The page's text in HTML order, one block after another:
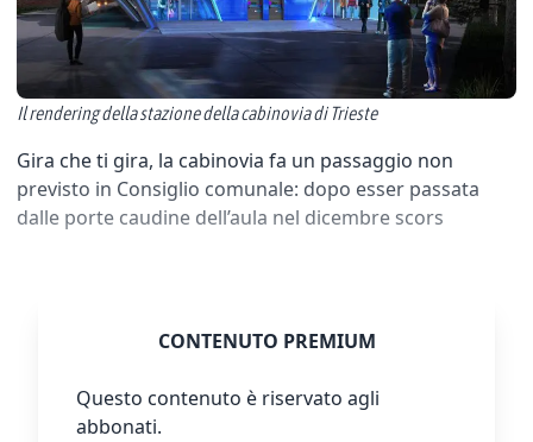
Il rendering della stazione della cabinovia di Trieste
Gira che ti gira, la cabinovia fa un passaggio non
previsto in Consiglio comunale: dopo esser passata
dalle porte caudine dell’aula nel dicembre scors
CONTENUTO PREMIUM
Questo contenuto è riservato agli
abbonati.